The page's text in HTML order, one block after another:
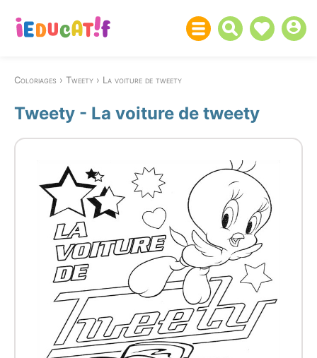
Coloriages Tweety La voiture de tweety
Tweety - La voiture de tweety